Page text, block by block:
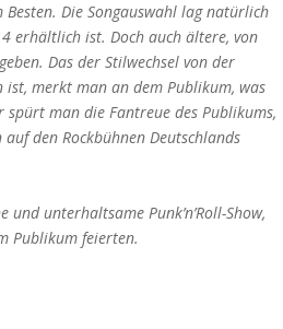
Die Songauswahl lag natürlich
erhältlich ist. Doch auch ältere, von
Das der Stilwechsel von der
ist, merkt man an dem Publikum, was
man die Fantreue des Publikums,
den Rockbühnen Deutschlands
unterhaltsame Punk’n’Roll-Show,
Publikum feierten.